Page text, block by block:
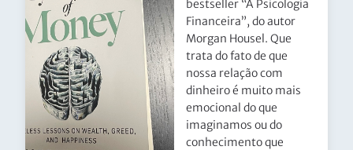
bestseller “A Psicologia
Financeira”, do autor
Morgan Housel. Que
trata do fato de que
nossa relação com
dinheiro é muito mais
emocional do que
imaginamos ou do
conhecimento que